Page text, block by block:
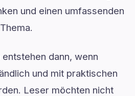
und einen umfassenden
dann, wenn
und mit praktischen
Leser möchten nicht